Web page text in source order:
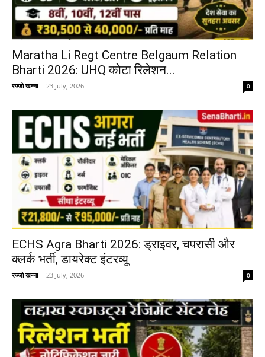
Maratha Li Regt Centre Belgaum Relation
Bharti 2026: UHQ कोटा रिलेशन...
रज्जो खन्ना - 23 July, 2026 0
ECHS Agra Bharti 2026: ड्राइवर, चपरासी और
क्लर्क भर्ती, डायरेक्ट इंटरव्यू
रज्जो खन्ना - 23 July, 2026 0